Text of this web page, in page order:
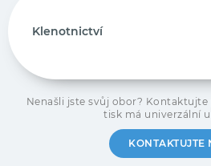
Klenotnictví
Nenašli jste svůj obor?
tisk má univerzální
KONTAKTUJTE